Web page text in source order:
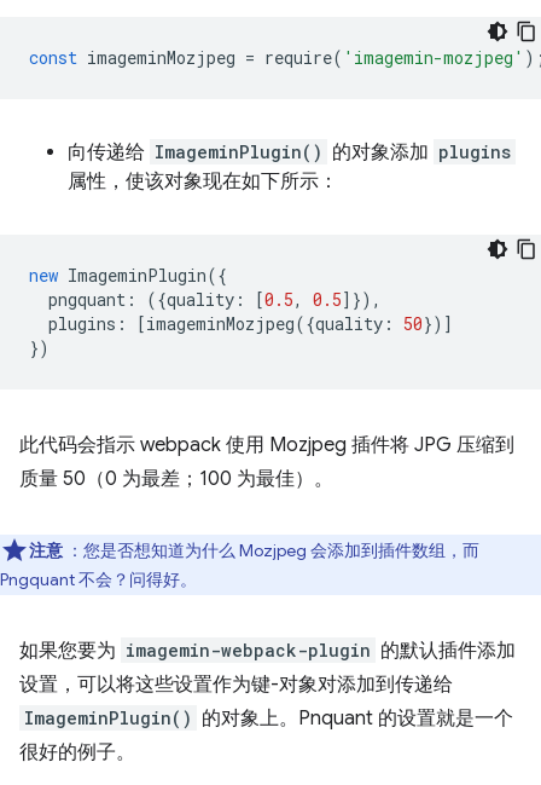
const imageminMozjpeg = require( 'imagemin-mozjpeg'
向传递给 ImageminPlugin() 的对象添加 plugins
属性，使该对象现在如下所示：
new ImageminPlugin({
pngquant : ({quality : [0.5, 0.5]}),
plugins : [imageminMozjpeg({quality : 50})]
})
此代码会指示 webpack 使用 Mozjpeg 插件将 JPG 压缩到
质量 50（0 为最差；100 为最佳）。
注意 ：您是否想知道为什么 Mozjpeg 会添加到插件数组，而
Pngquant 不会？问得好。
如果您要为 imagemin-webpack-plugin 的默认插件添加
设置，可以将这些设置作为键-对象对添加到传递给
ImageminPlugin() 的对象上。Pnquant 的设置就是一个
很好的例子。